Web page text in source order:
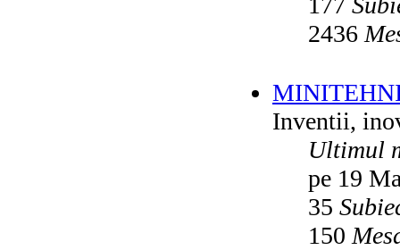
2436
Inventii,
Ultimul
pe 19
35
150